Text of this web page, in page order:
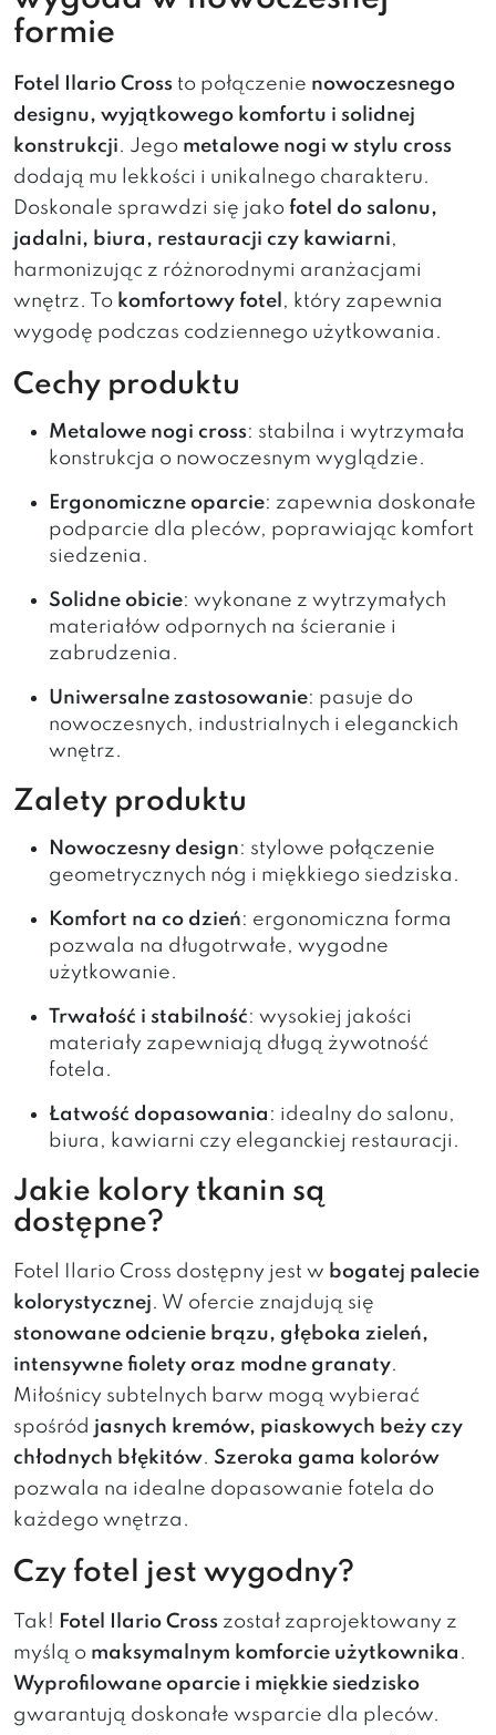
formie
Fotel Ilario Cross to połączenie nowoczesnego
designu, wyjątkowego komfortu i solidnej
konstrukcji. Jego metalowe nogi w stylu cross
dodają mu lekkości i unikalnego charakteru.
Doskonale sprawdzi się jako fotel do salonu,
jadalni, biura, restauracji czy kawiarni,
harmonizując z różnorodnymi aranżacjami
wnętrz. To komfortowy fotel , który zapewnia
wygodę podczas codziennego użytkowania.
Cechy produktu
Metalowe nogi cross: stabilna i wytrzymała
konstrukcja o nowoczesnym wyglądzie.
Ergonomiczne oparcie: zapewnia doskonałe
podparcie dla pleców, poprawiając komfort
siedzenia.
Solidne obicie: wykonane z wytrzymałych
materiałów odpornych na ścieranie i
zabrudzenia.
Uniwersalne zastosowanie: pasuje do
nowoczesnych, industrialnych i eleganckich
wnętrz.
Zalety produktu
Nowoczesny design: stylowe połączenie
geometrycznych nóg i miękkiego siedziska.
Komfort na co dzień: ergonomiczna forma
pozwala na długotrwałe, wygodne
użytkowanie.
Trwałość i stabilność: wysokiej jakości
materiały zapewniają długą żywotność
fotela.
Łatwość dopasowania : idealny do salonu,
biura, kawiarni czy eleganckiej restauracji.
Jakie kolory tkanin są
dostępne?
Fotel Ilario Cross dostępny jest w bogatej palecie
kolorystycznej. W ofercie znajdują się
stonowane odcienie brązu, głęboka zieleń,
intensywne fiolety oraz modne granaty.
Miłośnicy subtelnych barw mogą wybierać
spośród jasnych kremów, piaskowych beży czy
chłodnych błękitów. Szeroka gama kolorów
pozwala na idealne dopasowanie fotela do
każdego wnętrza.
Czy fotel jest wygodny?
Tak! Fotel Ilario Cross został zaprojektowany z
myślą o maksymalnym komforcie użytkownika .
Wyprofilowane oparcie i miękkie siedzisko
gwarantują doskonałe wsparcie dla pleców.